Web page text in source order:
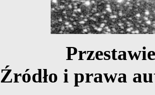
Źródło i prawa